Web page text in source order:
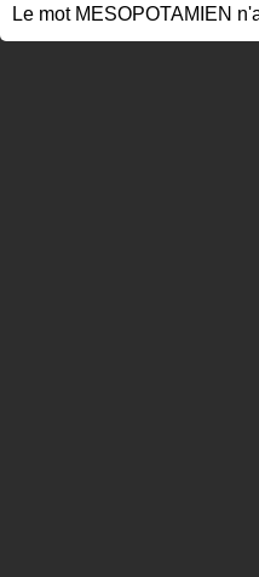
Le mot MESOPOTAMIEN